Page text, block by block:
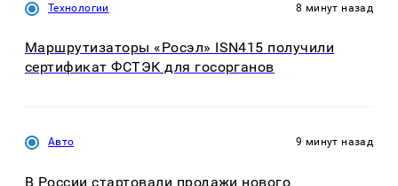
Технологии 8 минут назад
Маршрутизаторы «Росэл» ISN415 получили
сертификат ФСТЭК для госорганов
Авто 9 минут назад
В России стартовали продажи нового